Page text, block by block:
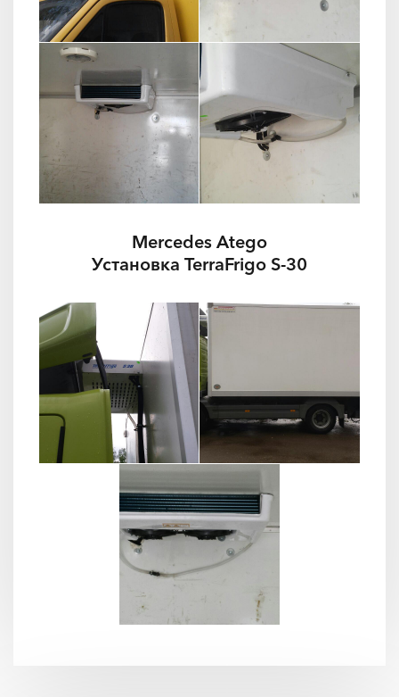
Mercedes Atego
Установка TerraFrigo S-30